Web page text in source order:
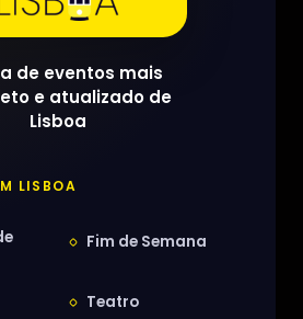
de eventos mais
e atualizado de
Lisboa
LISBOA
Fim de Semana
Teatro